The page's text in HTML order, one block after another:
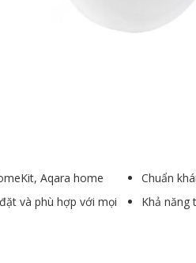
Aqara home
Chuẩn
và phù hợp với mọi
Khả năng